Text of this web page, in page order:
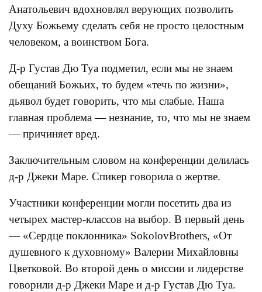
Анатольевич вдохновлял верующих позволить
Духу Божьему сделать себя не просто целостным
человеком, а воинством Бога.
Д-р Густав Дю Туа подметил, если мы не знаем
обещаний Божьих, то будем «течь по жизни»,
дьявол будет говорить, что мы слабые. Наша
главная проблема — незнание, то, что мы не знаем
— причиняет вред.
Заключительным словом на конференции делилась
д-р Джеки Маре. Спикер говорила о жертве.
Участники конференции могли посетить два из
четырех мастер-классов на выбор. В первый день
— «Сердце поклонника» SokolovBrothers, «От
душевного к духовному» Валерии Михайловны
Цветковой. Во второй день о миссии и лидерстве
говорили д-р Джеки Маре и д-р Густав Дю Туа.